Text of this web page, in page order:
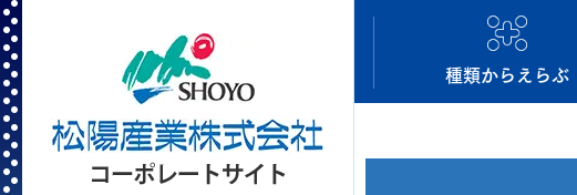
種類からえらぶ